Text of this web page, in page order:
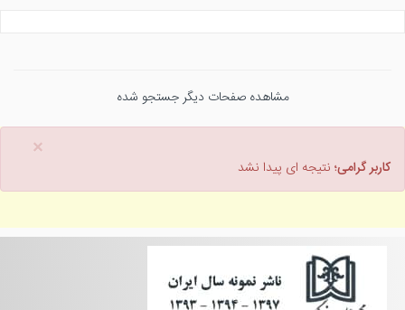
مشاهده صفحات دیگر جستجو شده
×
کاربر گرامی؛ نتیجه ای پیدا نشد